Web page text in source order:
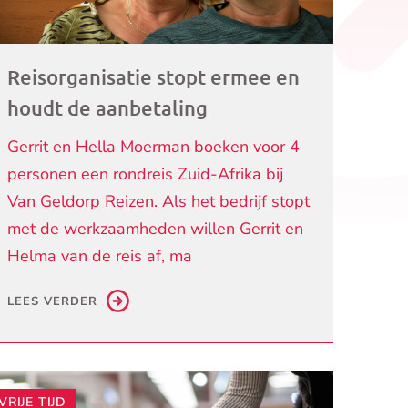
Reisorganisatie stopt ermee en
houdt de aanbetaling
Gerrit en Hella Moerman boeken voor 4
personen een rondreis Zuid-Afrika bij
Van Geldorp Reizen. Als het bedrijf stopt
met de werkzaamheden willen Gerrit en
Helma van de reis af, ma
LEES VERDER
TIJD